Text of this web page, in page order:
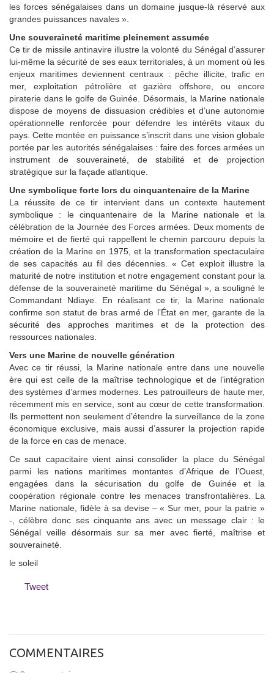
les forces sénégalaises dans un domaine jusque-là réservé aux
grandes puissances navales ».
Une souveraineté maritime pleinement assumée
Ce tir de missile antinavire illustre la volonté du Sénégal d’assurer
lui-même la sécurité de ses eaux territoriales, à un moment où les
enjeux maritimes deviennent centraux : pêche illicite, trafic en
mer, exploitation pétrolière et gazière offshore, ou encore
piraterie dans le golfe de Guinée. Désormais, la Marine nationale
dispose de moyens de dissuasion crédibles et d’une autonomie
opérationnelle renforcée pour défendre les intérêts vitaux du
pays. Cette montée en puissance s’inscrit dans une vision globale
portée par les autorités sénégalaises : faire des forces armées un
instrument de souveraineté, de stabilité et de projection
stratégique sur la façade atlantique.
Une symbolique forte lors du cinquantenaire de la Marine
La réussite de ce tir intervient dans un contexte hautement
symbolique : le cinquantenaire de la Marine nationale et la
célébration de la Journée des Forces armées. Deux moments de
mémoire et de fierté qui rappellent le chemin parcouru depuis la
création de la Marine en 1975, et la transformation spectaculaire
de ses capacités au fil des décennies. « Cet exploit illustre la
maturité de notre institution et notre engagement constant pour la
défense de la souveraineté maritime du Sénégal », a souligné le
Commandant Ndiaye. En réalisant ce tir, la Marine nationale
confirme son statut de bras armé de l’État en mer, garante de la
sécurité des approches maritimes et de la protection des
ressources nationales.
Vers une Marine de nouvelle génération
Avec ce tir réussi, la Marine nationale entre dans une nouvelle
ère qui est celle de la maîtrise technologique et de l’intégration
des systèmes d’armes modernes. Les patrouilleurs de haute mer,
récemment mis en service, sont au cœur de cette transformation.
Ils permettent non seulement d’étendre la surveillance de la zone
économique exclusive, mais aussi d’assurer la projection rapide
de la force en cas de menace.
Ce saut capacitaire vient ainsi consolider la place du Sénégal
parmi les nations maritimes montantes d’Afrique de l’Ouest,
engagées dans la sécurisation du golfe de Guinée et la
coopération régionale contre les menaces transfrontalières. La
Marine nationale, fidèle à sa devise – « Sur mer, pour la patrie »
-, célèbre donc ses cinquante ans avec un message clair : le
Sénégal veille désormais sur sa mer avec fierté, maîtrise et
souveraineté.
le soleil
Tweet
COMMENTAIRES